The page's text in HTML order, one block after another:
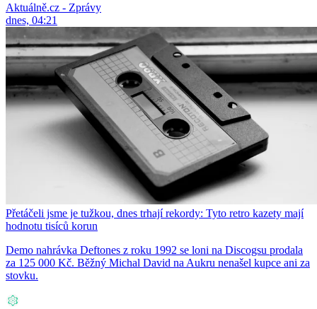
Aktuálně.cz - Zprávy
dnes, 04:21
Přetáčeli jsme je tužkou, dnes trhají rekordy: Tyto retro kazety mají
hodnotu tisíců korun
Demo nahrávka Deftones z roku 1992 se loni na Discogsu prodala
za 125 000 Kč. Běžný Michal David na Aukru nenašel kupce ani za
stovku.